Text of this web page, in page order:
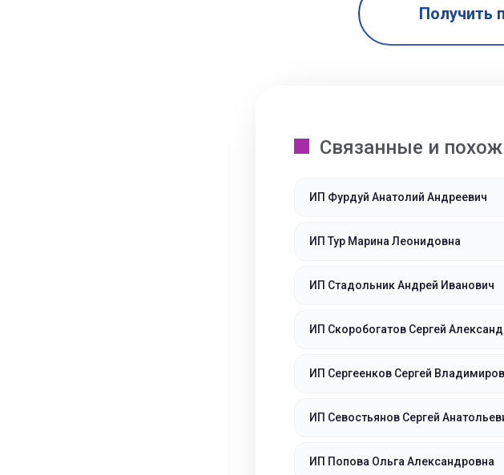
Получить
Связанные и
ИП Фурдуй Анатолий Андреевич
ИП Тур Марина Леонидовна
ИП Стадольник Андрей Иванович
ИП Скоробогатов Сергей
ИП Сергеенков Сергей
ИП Севостьянов Сергей
ИП Попова Ольга Александровна